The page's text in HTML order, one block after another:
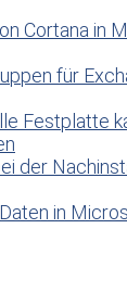
Cortana in
für
Festplatte
der
in